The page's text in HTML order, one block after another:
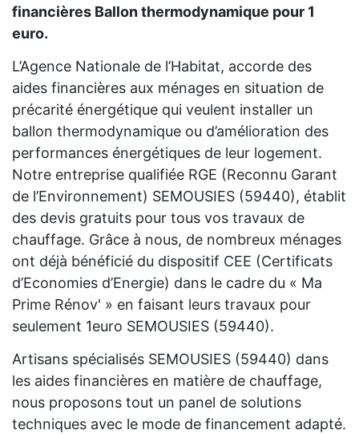
financières Ballon thermodynamique pour 1
euro.
L’Agence Nationale de l’Habitat, accorde des
aides financières aux ménages en situation de
précarité énergétique qui veulent installer un
ballon thermodynamique ou d’amélioration des
performances énergétiques de leur logement.
Notre entreprise qualifiée RGE (Reconnu Garant
de l’Environnement) SEMOUSIES (59440), établit
des devis gratuits pour tous vos travaux de
chauffage. Grâce à nous, de nombreux ménages
ont déjà bénéficié du dispositif CEE (Certificats
d’Economies d’Energie) dans le cadre du « Ma
Prime Rénov' » en faisant leurs travaux pour
seulement 1euro SEMOUSIES (59440).
Artisans spécialisés SEMOUSIES (59440) dans
les aides financières en matière de chauffage,
nous proposons tout un panel de solutions
techniques avec le mode de financement adapté.